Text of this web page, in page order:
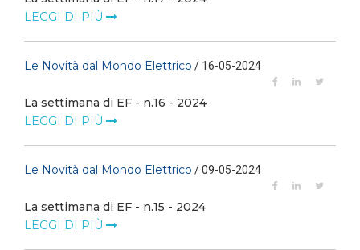
LEGGI DI PIÙ
Le Novità dal Mondo Elettrico / 16-05-2024
La settimana di EF - n.16 - 2024
LEGGI DI PIÙ
Le Novità dal Mondo Elettrico / 09-05-2024
La settimana di EF - n.15 - 2024
LEGGI DI PIÙ